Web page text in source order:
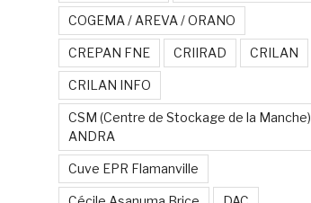
COGEMA / AREVA / ORANO
CREPAN FNE CRIIRAD CRILAN
CRILAN INFO
CSM (Centre de Stockage de la Manche)
ANDRA
Cuve EPR Flamanville